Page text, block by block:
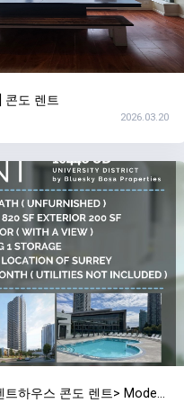
콘도 렌트
2026.03.20
트하우스 콘도 렌트> Modern